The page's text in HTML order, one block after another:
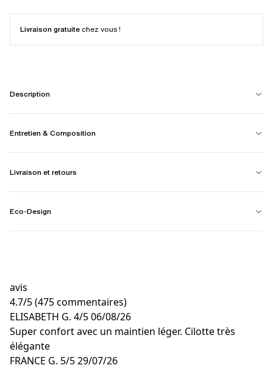
Livraison gratuite chez vous !
Description
Entretien & Composition
Livraison et retours
Eco-Design
avis
4.7/5(475 commentaires)
ELISABETH G. 4/506/08/26
Super confort avec un maintien léger. Cilotte très
élégante
FRANCE G. 5/529/07/26